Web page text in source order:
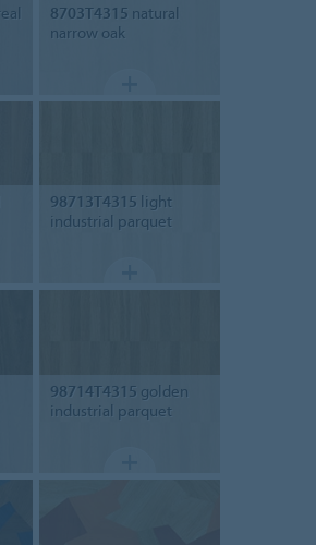
8703T4315 natural
narrow oak
98713T4315 light
industrial parquet
98714T4315 golden
industrial parquet